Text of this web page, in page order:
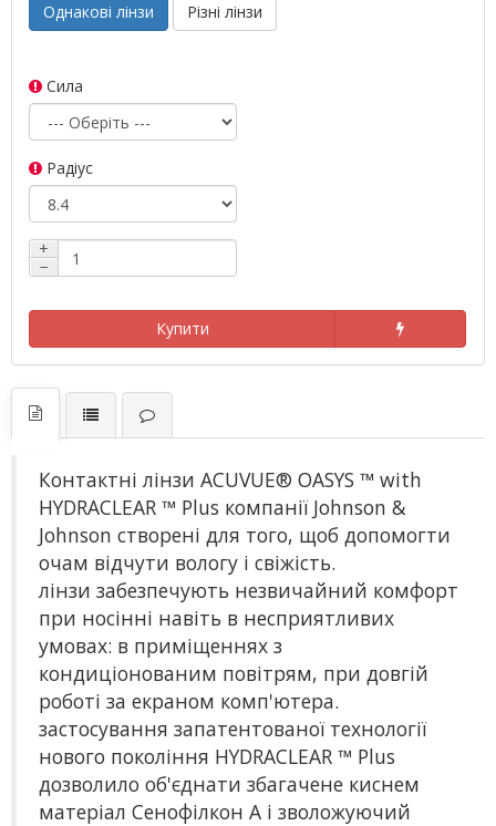
Однакові лінзи Різні лінзи
Сила
Радіус
+
−
Купити
Контактні лінзи ACUVUE® OASYS ™ with
HYDRACLEAR ™ Plus компанії Johnson &
Johnson створені для того, щоб допомогти
очам відчути вологу і свіжість.
лінзи забезпечують незвичайний комфорт
при носінні навіть в несприятливих
умовах: в приміщеннях з
кондиціонованим повітрям, при довгій
роботі за екраном комп'ютера.
застосування запатентованої технології
нового покоління HYDRACLEAR ™ Plus
дозволило об'єднати збагачене киснем
матеріал Сенофілкон А і зволожуючий